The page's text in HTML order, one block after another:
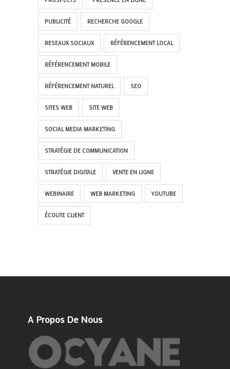
PUBLICITÉ RECHERCHE GOOGLE
RESEAUX SOCIAUX RÉFÉRENCEMENT LOCAL
RÉFÉRENCEMENT MOBILE
RÉFÉRENCEMENT NATUREL SEO
SITES WEB SITE WEB
SOCIAL MEDIA MARKETING
STRATÉGIE DE COMMUNICATION
STRATÉGIE DIGITALE VENTE EN LIGNE
WEBINAIRE WEB MARKETING YOUTUBE
ÉCOUTE CLIENT
A Propos De Nous